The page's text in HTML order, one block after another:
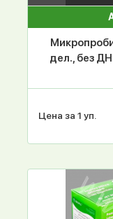
дел., без
Цена за 1 уп.